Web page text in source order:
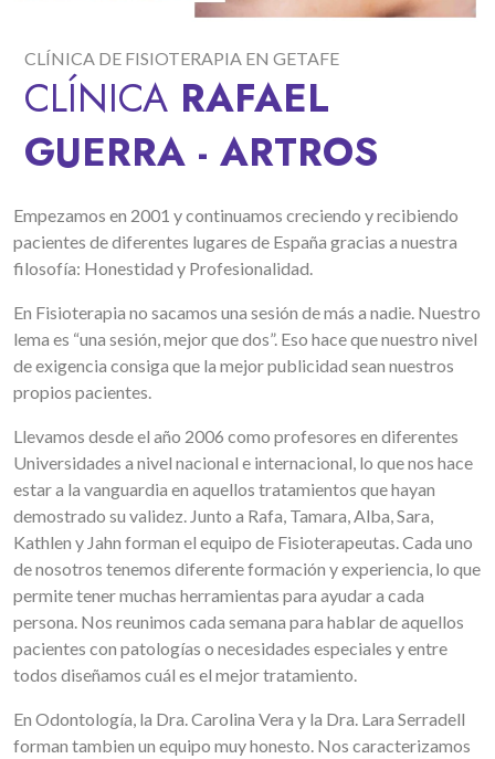
CLÍNICA DE FISIOTERAPIA EN GETAFE
CLÍNICA RAFAEL
GUERRA - ARTROS
Empezamos en 2001 y continuamos creciendo y recibiendo
pacientes de diferentes lugares de España gracias a nuestra
filosofía: Honestidad y Profesionalidad.
En Fisioterapia no sacamos una sesión de más a nadie. Nuestro
lema es “una sesión, mejor que dos”. Eso hace que nuestro nivel
de exigencia consiga que la mejor publicidad sean nuestros
propios pacientes.
Llevamos desde el año 2006 como profesores en diferentes
Universidades a nivel nacional e internacional, lo que nos hace
estar a la vanguardia en aquellos tratamientos que hayan
demostrado su validez. Junto a Rafa, Tamara, Alba, Sara,
Kathlen y Jahn forman el equipo de Fisioterapeutas. Cada uno
de nosotros tenemos diferente formación y experiencia, lo que
permite tener muchas herramientas para ayudar a cada
persona. Nos reunimos cada semana para hablar de aquellos
pacientes con patologías o necesidades especiales y entre
todos diseñamos cuál es el mejor tratamiento.
En Odontología, la Dra. Carolina Vera y la Dra. Lara Serradell
forman tambien un equipo muy honesto. Nos caracterizamos